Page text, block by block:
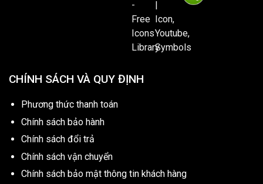
CHÍNH SÁCH VÀ QUY ĐỊNH
Phương thức thanh toán
Chính sách bảo hành
Chính sách đổi trả
Chính sách vận chuyển
Chính sách bảo mật thông tin khách hàng